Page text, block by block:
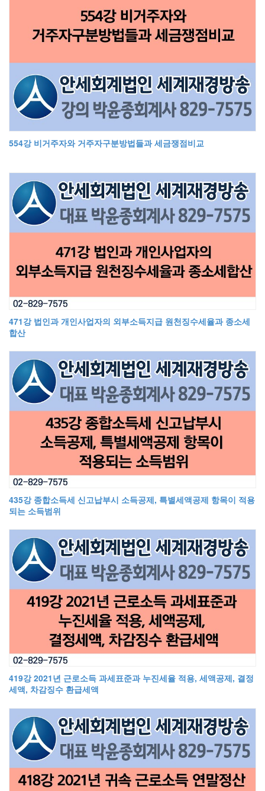
554강 비거주자와 거주자구분방법들과 세금쟁점비교
471강 법인과 개인사업자의 외부소득지급 원천징수세율과 종소세
합산
435강 종합소득세 신고납부시 소득공제, 특별세액공제 항목이 적용
되는 소득범위
419강 2021년 근로소득 과세표준과 누진세율 적용, 세액공제, 결정
세액, 차감징수 환급세액